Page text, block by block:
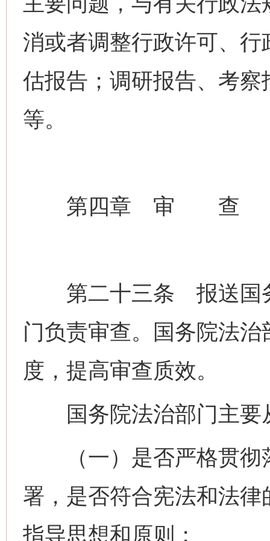
消或者调整行政许可、
估报告；调研报告、考
等。
第四章 审 查
第二十三条 报送国务
门负责审查。国务院法
度，提高审查质效。
国务院法治部门主要
（一）是否严格贯彻
署，是否符合宪法和法
指导思想和原则；